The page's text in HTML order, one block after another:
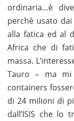
ordinaria…è
perchè usato
alla fatica ed al
Africa che di
massa.
Tauro – ma
containers
di 24 milioni di
dall’ISIS che lo